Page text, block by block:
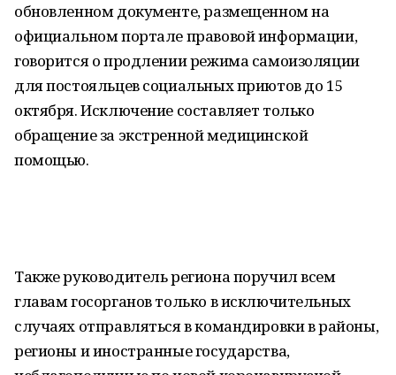
обновленном документе, размещенном на
официальном портале правовой информации,
говорится о продлении режима самоизоляции
для постояльцев социальных приютов до 15
октября. Исключение составляет только
обращение за экстренной медицинской
помощью.
Также руководитель региона поручил всем
главам госорганов только в исключительных
случаях отправляться в командировки в районы,
регионы и иностранные государства,